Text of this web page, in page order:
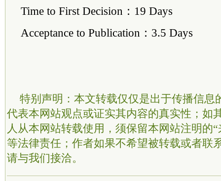
Time to First Decision：19 Days
Acceptance to Publication：3.5 Days
特别声明：本文转载仅仅是出于传播信息
代表本网站观点或证实其内容的真实性；如
人从本网站转载使用，须保留本网站注明的
等法律责任；作者如果不希望被转载或者联
请与我们接洽。